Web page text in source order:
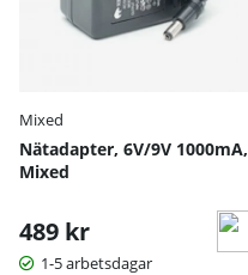
Mixed
Nätadapter, 6V/9V 1000mA,
Mixed
489 kr
1-5 arbetsdagar